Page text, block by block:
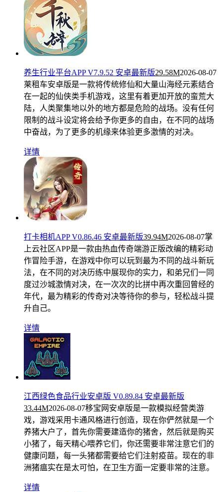
养生行业平台APP V7.9.52 安卓最新版29.58M2026-08-07
莱租车安卓版是一款将传统修仙和大量山海经元素结合
在一起的仙侠类手机游戏，这里有着更加开放的蛮荒大
陆，人类聚集地以外的地方都是危险的战场。没有任何
限制的战斗设定将会给予你更多的自由，在不同的战场
中奋战，为了更多的机缘来体验更多激情的对决。
详情
打卡相机APP V0.86.46 安卓最新版39.94M2026-08-07掌
上云社区APP是一款由热血传奇端游正版改编的精彩动
作冒险手游，在游戏中你可以玩到最为不同的战斗新玩
法，在不同的对决历练中展现你的实力，和弟兄们一同
度过沙城激情对决，在一次次的比拼中再次重回曾经的
年代，最为精彩的传奇对决等待你的参与，轻松战斗提
升自己。
详情
江西绿色食品行业安卓版 V0.89.84 安卓最新版
33.44M2026-08-07移宝网安卓版是一款模拟经营类游
戏，游戏采用卡通风格进行创造，现在你俨然就是一个
养猪大户了，首先你需要建造你的猪舍，然后就是购买
小猪了，每天精心喂养它们，你还需要非常注意它们的
健康问题，每一头猪都需要给它们注射疫苗。现在的非
洲猪瘟实在是太可怕，在卫生方面一定要非常的注意。
详情